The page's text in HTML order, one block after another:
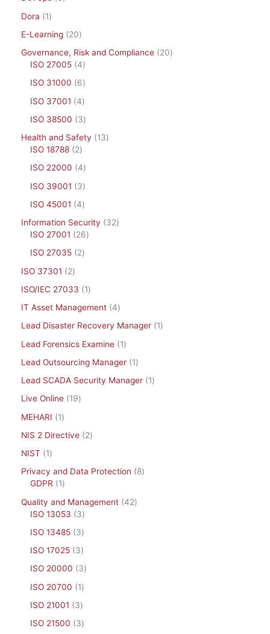
Dora
1
E-Learning
20
Governance, Risk and Compliance
20
ISO 27005 4
ISO 31000
6
ISO 37001
4
ISO 38500
3
Health and Safety
13
ISO 18788
2
ISO 22000
4
ISO 39001
3
ISO 45001
4
Information Security
32
ISO 27001
26
ISO 27035
2
ISO 37301
2
ISO/IEC 27033
1
IT Asset Management 4
Lead Disaster Recovery Manager
1
Lead Forensics Examine
1
Lead Outsourcing Manager
1
Lead SCADA Security Manager
1
Live Online
19
MEHARI
1
NIS 2 Directive
2
NIST
1
Privacy and Data Protection
8
GDPR
1
Quality and Management 42
ISO 13053
3
ISO 13485
3
ISO 17025
3
ISO 20000
3
ISO 20700
1
ISO 21001
3
ISO 21500
3